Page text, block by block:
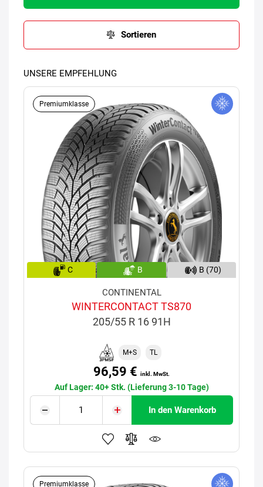
Sortieren
UNSERE EMPFEHLUNG
Premiumklasse
C B B (70)
CONTINENTAL
WINTERCONTACT TS870
205/55 R 16 91H
M+S TL
96,59 € inkl. MwSt.
Auf Lager: 40+ Stk. (Lieferung 3-10 Tage)
In den Warenkorb
Premiumklasse